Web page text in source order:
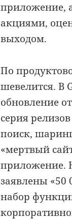
приложение,
акциями,
выходом.
По
шевелится. В
обновление
серия
поиск,
«мертвый
приложение.
заявлены «50
набор